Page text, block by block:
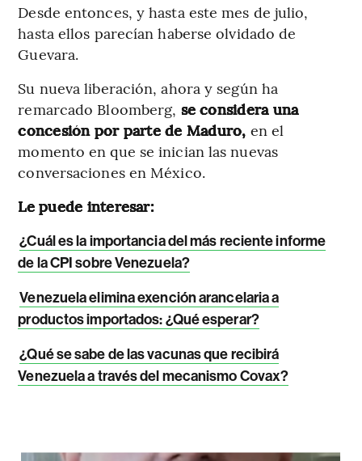
Desde entonces, y hasta este mes de julio,
hasta ellos parecían haberse olvidado de
Guevara.
Su nueva liberación, ahora y según ha
remarcado Bloomberg, se considera una
concesión por parte de Maduro, en el
momento en que se inician las nuevas
conversaciones en México.
Le puede interesar:
¿Cuál es la importancia del más reciente informe
de la CPI sobre Venezuela?
Venezuela elimina exención arancelaria a
productos importados: ¿Qué esperar?
¿Qué se sabe de las vacunas que recibirá
Venezuela a través del mecanismo Covax?